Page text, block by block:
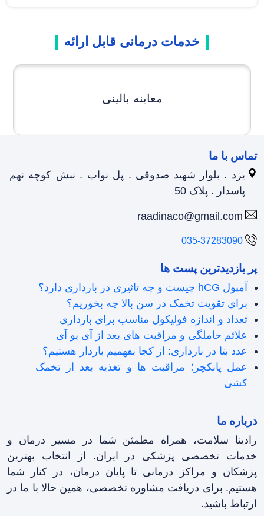
خدمات درمانی قابل ارائه
معاینه بالینی
تماس با ما
یزد . بلوار شهید صدوقی . پل نواب . نبش کوچه نهم
پاسدار . پلاک 50
raadinaco@gmail.com
035-37283090
پر بازدیدترین پست ها
آمپول hCG چیست و چه تاثیری در بارداری دارد؟
برای تقویت تخمک در سن بالا چه بخوریم؟
تعداد و اندازه فولیکول مناسب برای بارداری
علائم حاملگی و مراقبت های بعد از آی یو آی
عدد بتا در بارداری: از کجا بفهمیم باردار هستیم؟
عمل پانکچر؛ مراقبت ها و تغذیه بعد از تخمک
کشی
درباره ما
رادینا سلامت، همراه مطمئن شما در مسیر درمان و
خدمات تخصصی پزشکی در ایران. از انتخاب بهترین
پزشکان و مراکز درمانی تا پایان درمان، در کنار شما
هستیم. برای دریافت مشاوره تخصصی، همین حالا با ما در
ارتباط باشید.